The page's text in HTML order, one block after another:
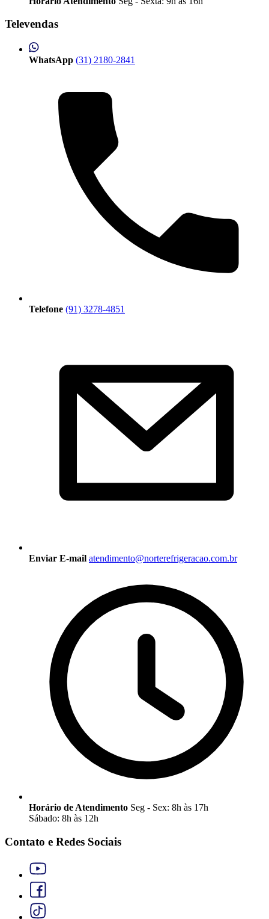
Televendas
WhatsApp (31) 2180-2841
Telefone (91) 3278-4851
Enviar E-mail atendimento@norterefrigeracao.com.br
Horário de Atendimento Seg - Sex: 8h às 17h
Sábado: 8h às 12h
Contato e Redes Sociais